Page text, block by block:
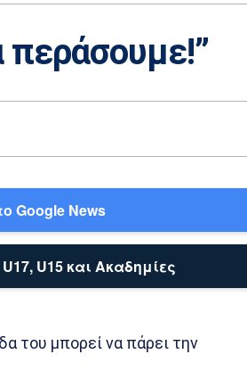
περάσουμε!”
Google News
U15 και Ακαδημίες
του μπορεί να πάρει την